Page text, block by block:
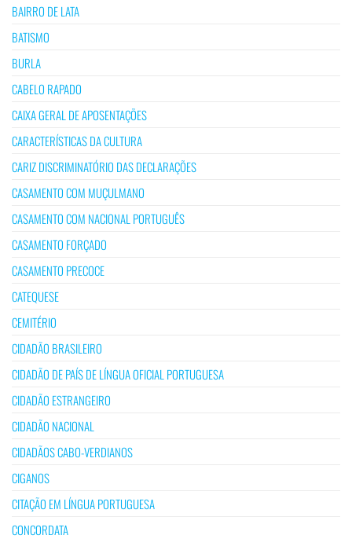
BAIRRO DE LATA
BATISMO
BURLA
CABELO RAPADO
CAIXA GERAL DE APOSENTAÇÕES
CARACTERÍSTICAS DA CULTURA
CARIZ DISCRIMINATÓRIO DAS DECLARAÇÕES
CASAMENTO COM MUÇULMANO
CASAMENTO COM NACIONAL PORTUGUÊS
CASAMENTO FORÇADO
CASAMENTO PRECOCE
CATEQUESE
CEMITÉRIO
CIDADÃO BRASILEIRO
CIDADÃO DE PAÍS DE LÍNGUA OFICIAL PORTUGUESA
CIDADÃO ESTRANGEIRO
CIDADÃO NACIONAL
CIDADÃOS CABO-VERDIANOS
CIGANOS
CITAÇÃO EM LÍNGUA PORTUGUESA
CONCORDATA